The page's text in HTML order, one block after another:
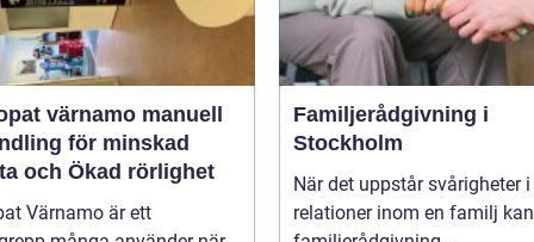
värnamo manuell
för minskad
och Ökad rörlighet
Värnamo är ett
Familjerådgivning i
Stockholm
När det uppstår svårigheter i
relationer inom en familj kan